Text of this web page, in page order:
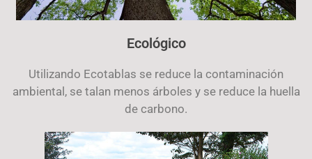
Ecológico
Utilizando Ecotablas se reduce la contaminación
ambiental, se talan menos árboles y se reduce la huella
de carbono.